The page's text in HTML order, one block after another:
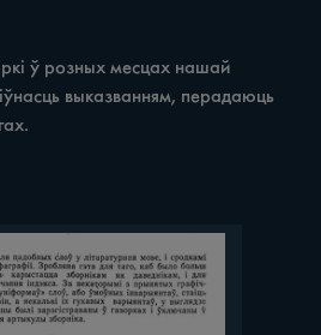
ў розных месцах нашай
выказванням, перадаюць